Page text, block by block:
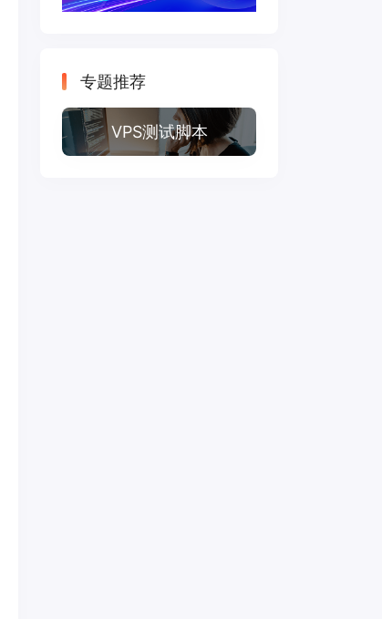
专题推荐
VPS测试脚本